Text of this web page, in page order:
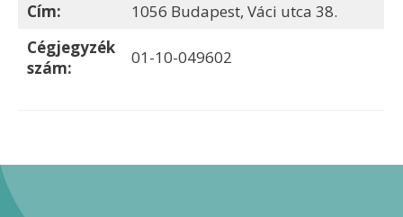
Cím:
1056 Budapest, Váci utca 38.
Cégjegyzék
szám:
01-10-049602